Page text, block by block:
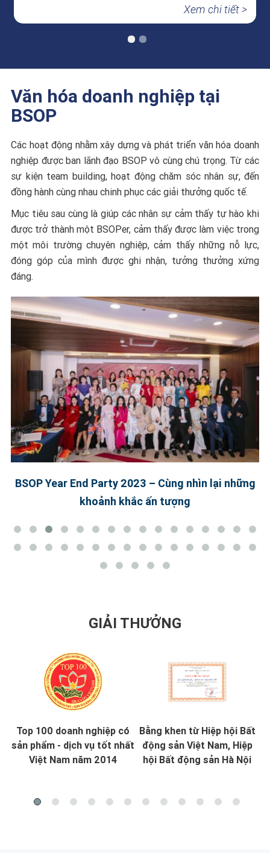
Xem chi tiết >
Văn hóa doanh nghiệp tại
BSOP
Các hoạt động nhằm xây dựng và phát triển văn hóa doanh
nghiệp được ban lãnh đạo BSOP vô cùng chú trọng. Từ các
sự kiện team building, hoạt động chăm sóc nhân sự, đến
đồng hành cùng nhau chinh phục các giải thưởng quốc tế.
Mục tiêu sau cùng là giúp các nhân sự cảm thấy tự hào khi
được trở thành một BSOPer, cảm thấy được làm việc trong
một môi trường chuyên nghiệp, cảm thấy những nỗ lực,
đóng góp của mình được ghi nhận, tưởng thưởng xứng
đáng.
BSOP Year End Party 2023 – Cùng nhìn lại những
khoảnh khắc ấn tượng
GIẢI THƯỞNG
Top 100 doanh nghiệp có
sản phẩm - dịch vụ tốt nhất
Việt Nam năm 2014
Bằng khen từ Hiệp hội Bất
động sản Việt Nam, Hiệp
hội Bất động sản Hà Nội